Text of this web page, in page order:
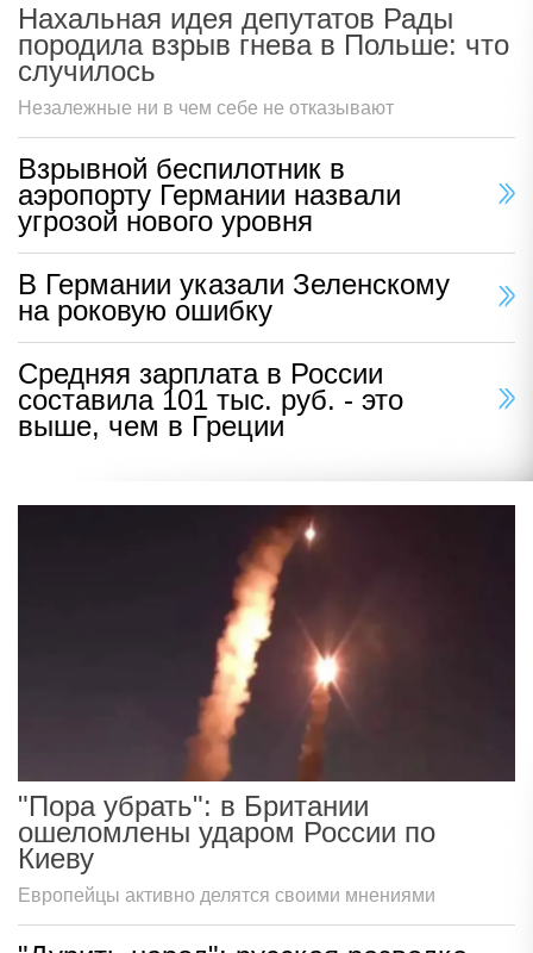
Нахальная идея депутатов Рады
породила взрыв гнева в Польше: что
случилось
Незалежные ни в чем себе не отказывают
Взрывной беспилотник в
аэропорту Германии назвали
угрозой нового уровня
В Германии указали Зеленскому
на роковую ошибку
Средняя зарплата в России
составила 101 тыс. руб. - это
выше, чем в Греции
"Пора убрать": в Британии
ошеломлены ударом России по
Киеву
Европейцы активно делятся своими мнениями